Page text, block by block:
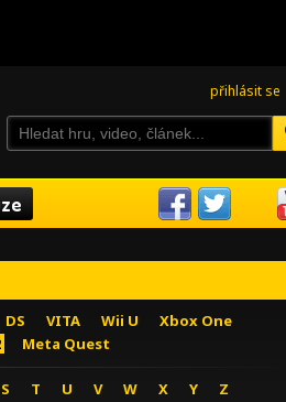
přihlásit se
DS VITA Wii U
Xbox One
Meta Quest
S T U V W X Y Z